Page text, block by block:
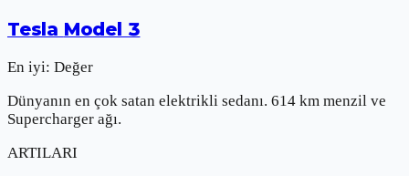
Tesla Model 3
En iyi: Değer
Dünyanın en çok satan elektrikli sedanı. 614 km menzil ve
Supercharger ağı.
ARTILARI